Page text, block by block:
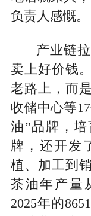
负责人感慨。
产业链
卖上好价钱
老路上，而
收储中心等
油”品牌，
牌，还开发
植、加工到
茶油年产量
2025年的